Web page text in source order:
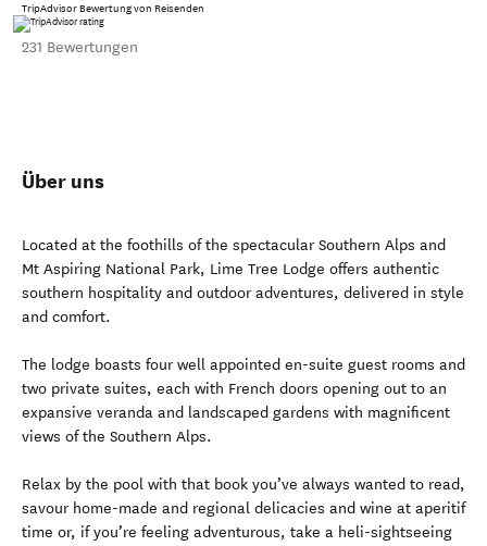
TripAdvisor Bewertung von Reisenden
231 Bewertungen
Über uns
Located at the foothills of the spectacular Southern Alps and
Mt Aspiring National Park, Lime Tree Lodge offers authentic
southern hospitality and outdoor adventures, delivered in style
and comfort.
The lodge boasts four well appointed en-suite guest rooms and
two private suites, each with French doors opening out to an
expansive veranda and landscaped gardens with magnificent
views of the Southern Alps.
Relax by the pool with that book you’ve always wanted to read,
savour home-made and regional delicacies and wine at aperitif
time or, if you’re feeling adventurous, take a heli-sightseeing